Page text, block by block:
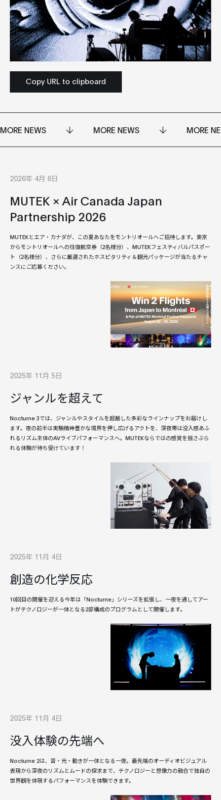
watch
Copy URL to clipboard
MORE NEWS MORE NEWS MORE
2026年 4月 6日
MUTEK × Air Canada Japan
Partnership 2026
MUTEKとエア・カナダが、この夏あなたをモントリオールへご招待します。東京
からモントリオールへの往復航空券（2名様分）、MUTEKフェスティバルパスポー
ト（2名様分）、さらに厳選されたホスピタリティ＆観光パッケージが当たるチャ
ンスにご応募ください。
2025年 11月 5日
ジャンルを超えて
Nocturne 3では、ジャンルやスタイルを超越した多彩なラインナップをお届けし
ます。夜の前半は実験精神豊かな境界を押し広げるアクトを、深夜帯は没入感あふ
れるリズム主体のAVライブパフォーマンスへ。MUTEKならではの感覚を揺さぶら
れる体験が待ち受けています！
2025年 11月 4日
創造の化学反応
10回目の開催を迎える今年は「Nocturne」シリーズを拡張し、一夜を通してアー
トがテクノロジーが一体となる2部構成のプログラムとして開催します。
2025年 11月 4日
没入体験の先端へ
Nocturne 2は、音・光・動きが一体となる一夜。最先端のオーディオビジュアル
表現から深夜のリズムとムードの探求まで、テクノロジーと想像力の融合で独自の
世界観を体現するパフォーマンスを体験できます。